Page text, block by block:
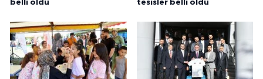
belli oldu
tesisler belli oldu